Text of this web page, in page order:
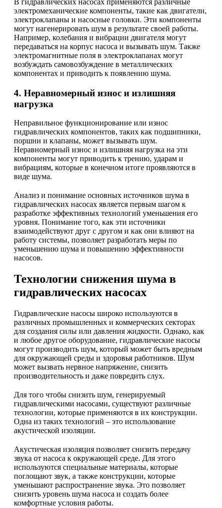
электромеханические компоненты, такие как двигатели,
электроклапаны и насосные головки. Эти компоненты
могут нагенерировать шум в результате своей работы.
Например, колебания и вибрации двигателя могут
передаваться на корпус насоса и вызывать шум. Также
электромагнитные поля в электроклапанах могут
возбуждать самовозбуждение в металлических
компонентах и приводить к появлению шума.
4. Неравномерный износ и излишняя
нагрузка
Неправильное функционирование или износ
гидравлических компонентов, таких как подшипники,
поршни и клапаны, может вызывать шум.
Неравномерный износ и излишняя нагрузка на эти
компоненты могут приводить к трению, ударам и
вибрациям, которые в конечном итоге проявляются в
виде шума.
Анализ и понимание основных источников шума в
гидравлических насосах является первым шагом к
разработке эффективных технологий уменьшения его
уровня. Понимание того, как эти источники
взаимодействуют друг с другом и как они влияют на
работу системы, позволяет разработать меры по
уменьшению шума и повышению эффективности
насосов.
Технологии снижения шума в
гидравлических насосах
Гидравлические насосы широко используются в
различных промышленных и коммерческих секторах
для создания силы или давления жидкости. Однако, как
и любое другое оборудование, гидравлические насосы
могут производить шум, который может быть вредным
для окружающей среды и здоровья работников. Шум
может вызвать нервное напряжение, снизить
производительность и даже повредить слух.
Для того чтобы снизить шум, генерируемый
гидравлическими насосами, существуют различные
технологии, которые применяются в их конструкции.
Одна из таких технологий – это использование
акустической изоляции.
Акустическая изоляция позволяет снизить передачу
звука от насоса к окружающей среде. Для этого
используются специальные материалы, которые
поглощают звук, а также конструкции, которые
уменьшают распространение звука. Это позволяет
снизить уровень шума насоса и создать более
комфортные условия работы.